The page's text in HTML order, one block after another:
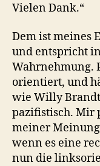
Vielen Dank.“
Dem ist meines
und entspricht
Wahrnehmung.
orientiert, und
wie Willy
pazifistisch. Mir
meiner
wenn es eine
nun die